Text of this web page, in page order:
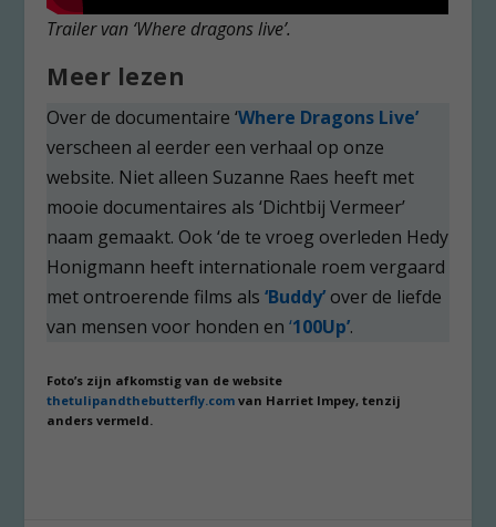
Trailer van ‘Where dragons live’.
Meer lezen
Over de documentaire ‘Where Dragons Live’
verscheen al eerder een verhaal op onze
website. Niet alleen Suzanne Raes heeft met
mooie documentaires als ‘Dichtbij Vermeer’
naam gemaakt. Ook ‘de te vroeg overleden Hedy
Honigmann heeft internationale roem vergaard
met ontroerende films als‘Buddy’ over de liefde
van mensen voor honden en‘100Up’.
Foto’s zijn afkomstig van de website
thetulipandthebutterfly.com van Harriet Impey, tenzij
anders vermeld.